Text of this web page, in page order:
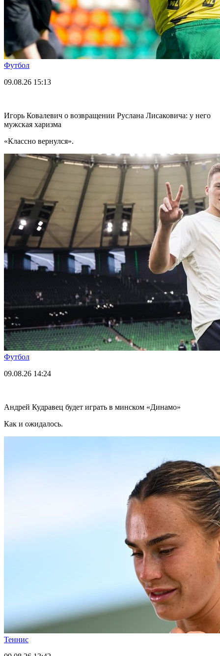
Футбол
09.08.26 15:13
Игорь Ковалевич о возвращении Руслана Лисаковича: у него
мужская харизма
«Классно вернулся».
Футбол
09.08.26 14:24
Андрей Кудравец будет играть в минском «Динамо»
Как и ожидалось.
Теннис